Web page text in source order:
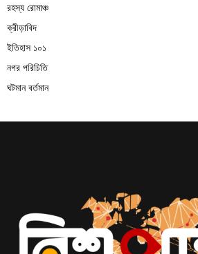
রহস্য রোমাঞ্চ
ক্রীড়াবিদ
ইতিহাস ১০১
নগর পরিচিতি
ঘটমান বর্তমান